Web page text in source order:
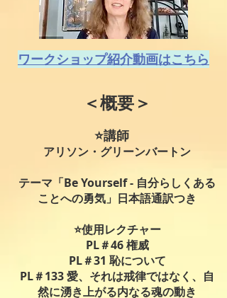
ワークショップ紹介動画はこちら
＜概要＞
⭐️講師
アリソン・グリーンバートン
テーマ「Be Yourself - 自分らしくある
ことへの勇気 」日本語通訳つき
​⭐️使用レクチャー
PL＃46 権威
PL＃31 恥について
PL＃133 愛、それは戒律ではなく、自
然に湧き上がる内なる魂の動き